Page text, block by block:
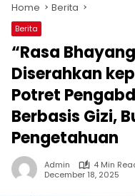
Home Berita
Berita
“Rasa
Diserahkan
Potret
Berbasis Gizi,
Pengetahuan
Admin
4 Min
December 18, 2025